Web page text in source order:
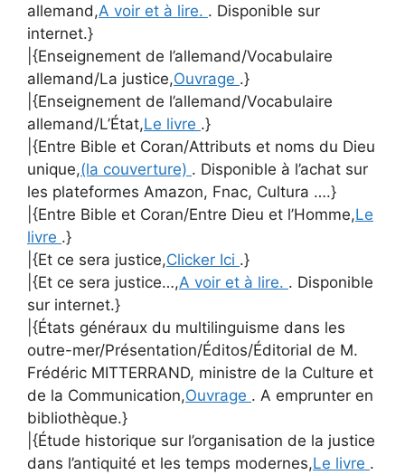
allemand,A voir et à lire. . Disponible sur
internet.}
|{Enseignement de l’allemand/Vocabulaire
allemand/La justice,Ouvrage .}
|{Enseignement de l’allemand/Vocabulaire
allemand/L’État,Le livre .}
|{Entre Bible et Coran/Attributs et noms du Dieu
unique,(la couverture) . Disponible à l’achat sur
les plateformes Amazon, Fnac, Cultura ….}
|{Entre Bible et Coran/Entre Dieu et l’Homme,Le
livre .}
|{Et ce sera justice,Clicker Ici .}
|{Et ce sera justice…,A voir et à lire. . Disponible
sur internet.}
|{États généraux du multilinguisme dans les
outre-mer/Présentation/Éditos/Éditorial de M.
Frédéric MITTERRAND, ministre de la Culture et
de la Communication,Ouvrage . A emprunter en
bibliothèque.}
|{Étude historique sur l’organisation de la justice
dans l’antiquité et les temps modernes,Le livre .